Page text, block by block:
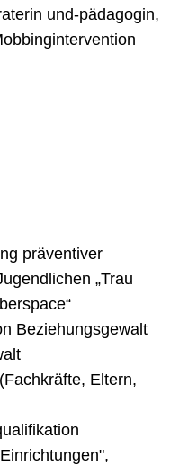
und-pädagogin,
präventiver
„Trau
Beziehungsgewalt
Eltern,